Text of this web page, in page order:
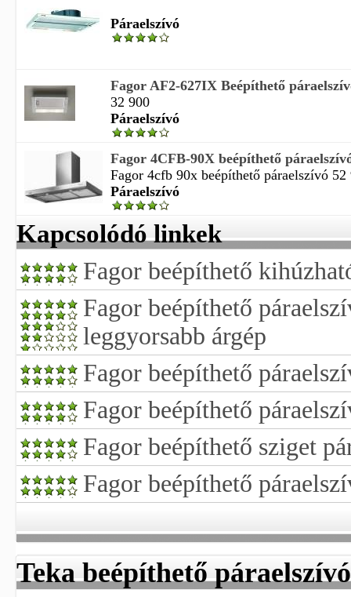
Páraelszívó
Fagor AF2-627IX Beépíthető
32 900
Páraelszívó
Fagor 4CFB-90X beépíthető
Fagor 4cfb 90x beépíthető páraelszívó 52
Páraelszívó
Kapcsolódó linkek
Fagor beépíthető
Fagor beépíthető
leggyorsabb árgép
Fagor beépíthető
Fagor beépíthető
Fagor beépíthető sziget
Fagor beépíthető
Teka beépíthető páraelszívó